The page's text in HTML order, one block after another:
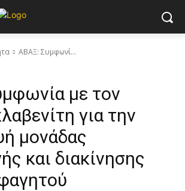
ΑΒΑΞ: Συμφωνί...
με τον
για την
μονάδας
και διακίνησης